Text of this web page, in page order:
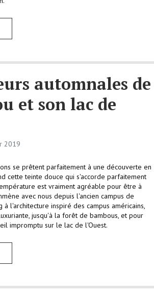
automnales de
et son lac de
2019
se prêtent parfaitement à une découverte en
cette teinte douce qui s'accorde parfaitement
est vraiment agréable pour être à
avec nous depuis l'ancien campus de
à l'architecture inspiré des campus américains,
jusqu'à la forêt de bambous, et pour
impromptu sur le lac de l'Ouest.